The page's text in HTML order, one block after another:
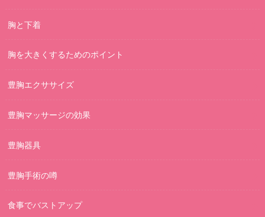
胸と下着
胸を大きくするためのポイント
豊胸エクササイズ
豊胸マッサージの効果
豊胸器具
豊胸手術の噂
食事でバストアップ